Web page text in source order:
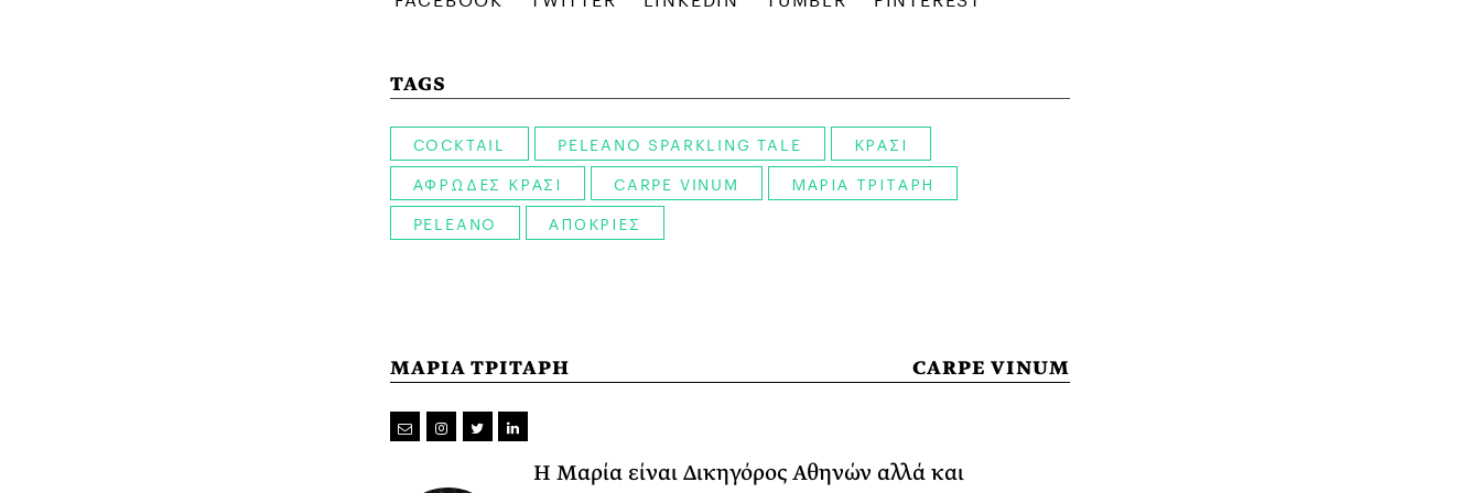
TAGS
COCKTAIL PELEANO SPARKLING TALE
ΚΡΑΣΙ
ΑΦΡΩΔΕΣ ΚΡΑΣΙ
CARPE VINUM
ΜΑΡΙΑ ΤΡΙΤΑΡΗ
PELEANO
ΑΠΟΚΡΙΕΣ
ΜΑΡΙΑ ΤΡΙΤΑΡΗ CARPE VINUM
Η Μαρία είναι Δικηγόρος Αθηνών αλλά και